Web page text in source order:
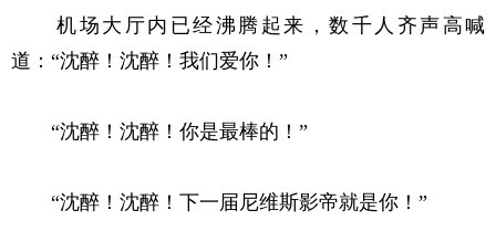
机场大厅内已经沸腾起来，数千人齐声高喊
道：“沈醉！沈醉！我们爱你！”
“沈醉！沈醉！你是最棒的！”
“沈醉！沈醉！下一届尼维斯影帝就是你！”